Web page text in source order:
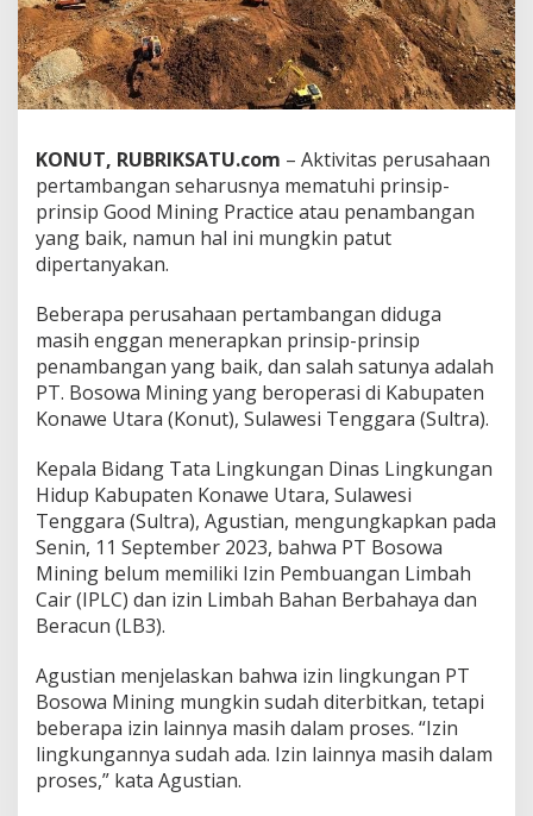
a
n
L
B
3
T
.
B
s
a
M
n
i
n
D
d
u
g
a
L
a
k
a
n
A
k
t
KONUT, RUBRIKSATU.com – Aktivitas perusahaan
pertambangan seharusnya mematuhi prinsip-
prinsip Good Mining Practice atau penambangan
yang baik, namun hal ini mungkin patut
dipertanyakan.
Beberapa perusahaan pertambangan diduga
masih enggan menerapkan prinsip-prinsip
penambangan yang baik, dan salah satunya adalah
PT. Bosowa Mining yang beroperasi di Kabupaten
Konawe Utara (Konut), Sulawesi Tenggara (Sultra).
Kepala Bidang Tata Lingkungan Dinas Lingkungan
Hidup Kabupaten Konawe Utara, Sulawesi
Tenggara (Sultra), Agustian, mengungkapkan pada
Senin, 11 September 2023, bahwa PT Bosowa
Mining belum memiliki Izin Pembuangan Limbah
Cair (IPLC) dan izin Limbah Bahan Berbahaya dan
Beracun (LB3).
Agustian menjelaskan bahwa izin lingkungan PT
Bosowa Mining mungkin sudah diterbitkan, tetapi
beberapa izin lainnya masih dalam proses. “Izin
lingkungannya sudah ada. Izin lainnya masih dalam
proses,” kata Agustian.